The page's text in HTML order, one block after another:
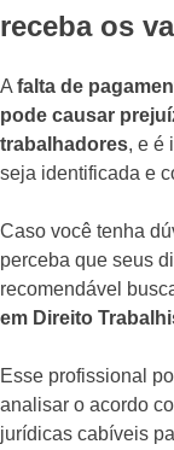
receba os
A falta de
pode causar
trabalhadores, e é
seja identificada e
Caso você tenha
perceba que seus
recomendável
em Direito
Esse profissional
analisar o acordo
jurídicas cabíveis